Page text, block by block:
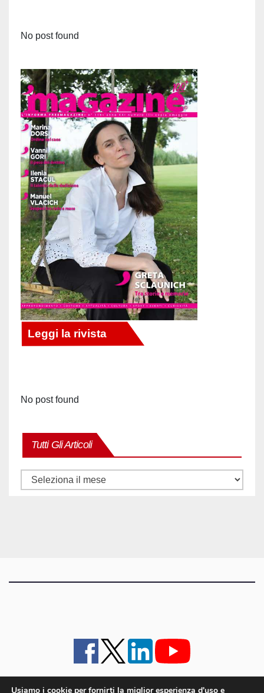
No post found
No post found
Tutti Gli Articoli
Tutti
Usiamo i cookie per fornirti la miglior esperienza d'uso e